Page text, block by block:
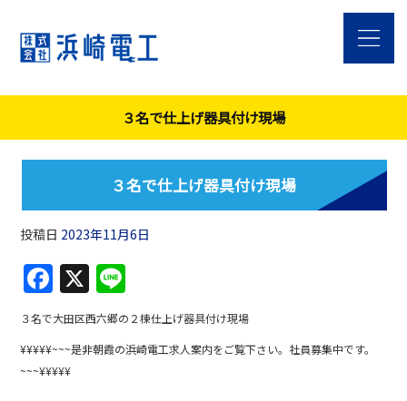
３名で仕上げ器具付け現場
３名で仕上げ器具付け現場
投稿日 2023年11月6日
F
a
c
e
X
n
e
３名で大田区西六郷の２棟仕上げ器具付け現場
¥¥¥¥¥~~~是非朝霞の浜崎電工求人案内をご覧下さい。社員募集中です。
~~~¥¥¥¥¥